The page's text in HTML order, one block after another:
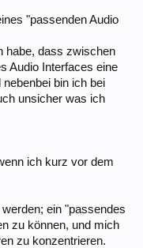
"passenden Audio
habe, dass zwischen
Audio Interfaces eine
bin ich bei
unsicher was ich
ich kurz vor dem
ein "passendes
zu können, und mich
zu konzentrieren.